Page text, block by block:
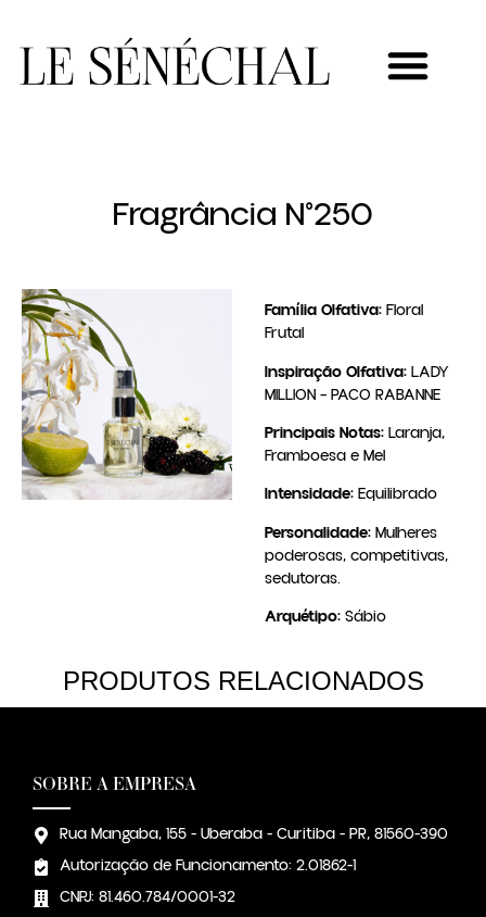
Fragrância N°250
Família Olfativa: Floral
Frutal
Inspiração Olfativa: LADY
MILLION – PACO RABANNE
Principais Notas: Laranja,
Framboesa e Mel
Intensidade: Equilibrado
Personalidade: Mulheres
poderosas, competitivas,
sedutoras.
Arquétipo: Sábio
PRODUTOS RELACIONADOS
SOBRE A EMPRESA
Rua Mangaba, 155 - Uberaba - Curitiba - PR, 81560-390
Autorização de Funcionamento: 2.01862-1
CNPJ: 81.460.784/0001-32